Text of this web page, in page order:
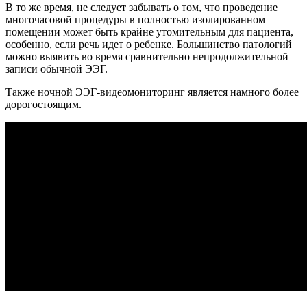
В то же время, не следует забывать о том, что проведение
многочасовой процедуры в полностью изолированном
помещении может быть крайне утомительным для пациента,
особенно, если речь идет о ребенке. Большинство патологий
можно выявить во время сравнительно непродолжительной
записи обычной ЭЭГ.
Также ночной ЭЭГ-видеомониторинг является намного более
дорогостоящим.